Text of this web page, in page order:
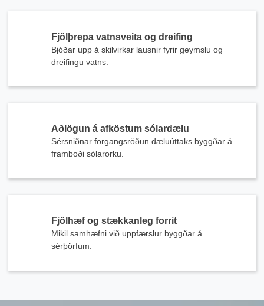
Fjölþrepa vatnsveita og dreifing
Bjóðar upp á skilvirkar lausnir fyrir geymslu og
dreifingu vatns.
Aðlögun á afköstum sólardælu
Sérsniðnar forgangsröðun dæluúttaks byggðar á
framboði sólarorku.
Fjölhæf og stækkanleg forrit
Mikil samhæfni við uppfærslur byggðar á
sérþörfum.
Hafðu samband við okkur
Við erum hér til að svara spurningum þínum og veita orkulausnir sem henta þínum